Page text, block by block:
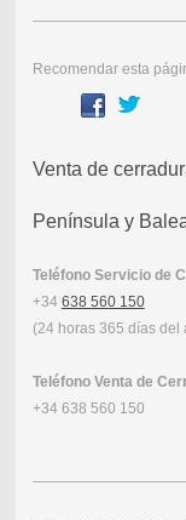
Recomendar esta
Venta de
Península y
Teléfono Servicio de
+34 638 560 150
(24 horas 365 días del
Teléfono Venta de
+34 638 560 150